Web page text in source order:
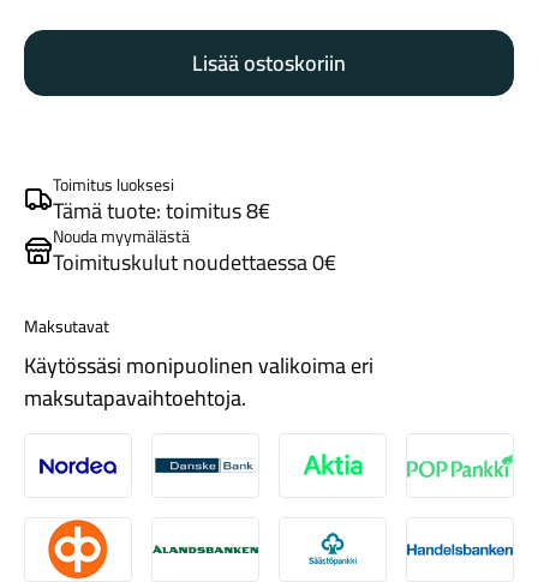
Tarvikkeet
Renkaat
Komponentit
tiivistysaine
määrä
Lisää ostoskoriin
Toimitus luoksesi
Tämä tuote: toimitus 8€
Nouda myymälästä
Toimituskulut noudettaessa 0€
Maksutavat
Käytössäsi monipuolinen valikoima eri
maksutapavaihtoehtoja.
Nordea Danske Aktia Pop-
Osuuspankki Ålandsbanken Säästöpankki